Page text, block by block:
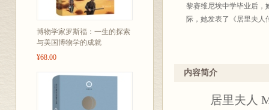
博物学家罗斯福：一生的探索
与美国博物学的成就
¥68.00
黎赛维尼埃中学毕业后，
际，她发表了《居里夫人
内容简介
居里夫人